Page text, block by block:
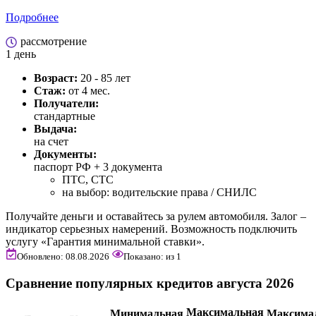
Подробнее
рассмотрение
1 день
Возраст: 20 - 85 лет
Стаж: от 4 мес.
Получатели:
стандартные
Выдача:
на счет
Документы:
паспорт РФ + 3 документа
ПТС, СТС
на выбор: водительские права / СНИЛС
Получайте деньги и оставайтесь за рулем автомобиля. Залог –
индикатор серьезных намерений. Возможность подключить
услугу «Гарантия минимальной ставки».
Обновлено: 08.08.2026 Показано: из 1
Сравнение популярных кредитов августа 2026
Максимальная